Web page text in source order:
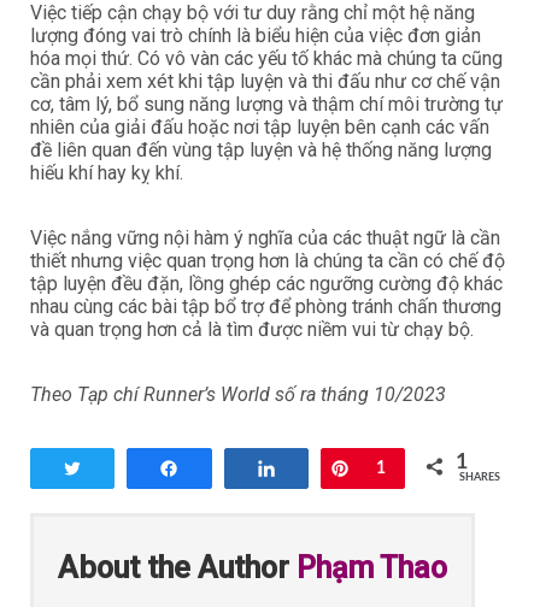
Việc tiếp cận chạy bộ với tư duy rằng chỉ một hệ năng
lượng đóng vai trò chính là biểu hiện của việc đơn giản
hóa mọi thứ. Có vô vàn các yếu tố khác mà chúng ta cũng
cần phải xem xét khi tập luyện và thi đấu như cơ chế vận
cơ, tâm lý, bổ sung năng lượng và thậm chí môi trường tự
nhiên của giải đấu hoặc nơi tập luyện bên cạnh các vấn
đề liên quan đến vùng tập luyện và hệ thống năng lượng
hiếu khí hay kỵ khí.
Việc nắng vững nội hàm ý nghĩa của các thuật ngữ là cần
thiết nhưng việc quan trọng hơn là chúng ta cần có chế độ
tập luyện đều đặn, lồng ghép các ngưỡng cường độ khác
nhau cùng các bài tập bổ trợ để phòng tránh chấn thương
và quan trọng hơn cả là tìm được niềm vui từ chạy bộ.
Theo Tạp chí Runner’s World số ra tháng 10/2023
Share Pin
1 1
SHARES
About the Author Phạm Thao